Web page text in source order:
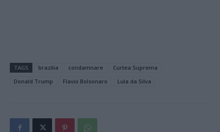
TAGS brazilia condamnare
Curtea Suprema
Donald Trump
Flavio Bolsonaro Lula da Silva